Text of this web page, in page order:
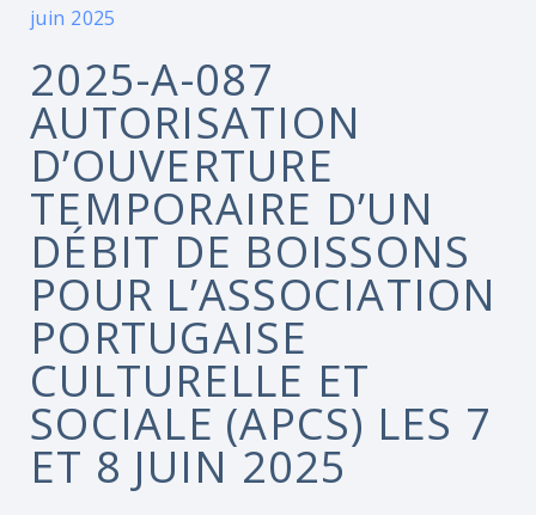
juin 2025
2025-A-087
AUTORISATION
D’OUVERTURE
TEMPORAIRE D’UN
DÉBIT DE BOISSONS
POUR L’ASSOCIATION
PORTUGAISE
CULTURELLE ET
SOCIALE (APCS) LES 7
ET 8 JUIN 2025